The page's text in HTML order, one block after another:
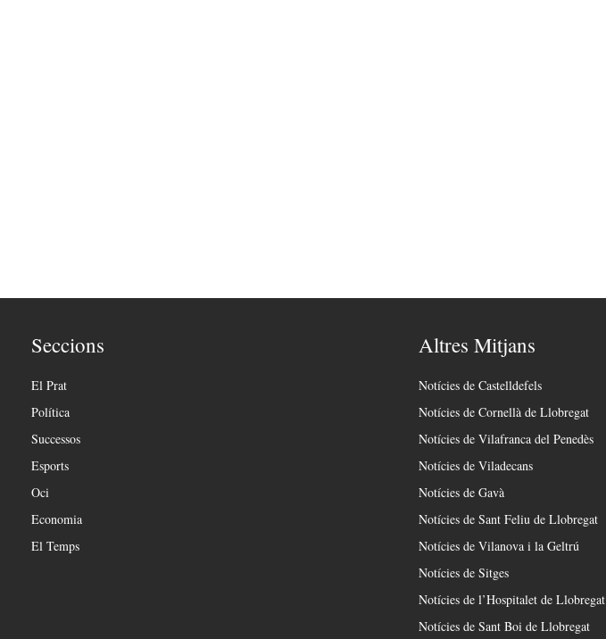
Seccions
El Prat
Política
Successos
Esports
Oci
Economia
El Temps
Altres Mitjans
Notícies de Castelldefels
Notícies de Cornellà de Llobregat
Notícies de Vilafranca del Penedès
Notícies de Viladecans
Notícies de Gavà
Notícies de Sant Feliu de Llobregat
Notícies de Vilanova i la Geltrú
Notícies de Sitges
Notícies de l’Hospitalet de Llobregat
Notícies de Sant Boi de Llobregat